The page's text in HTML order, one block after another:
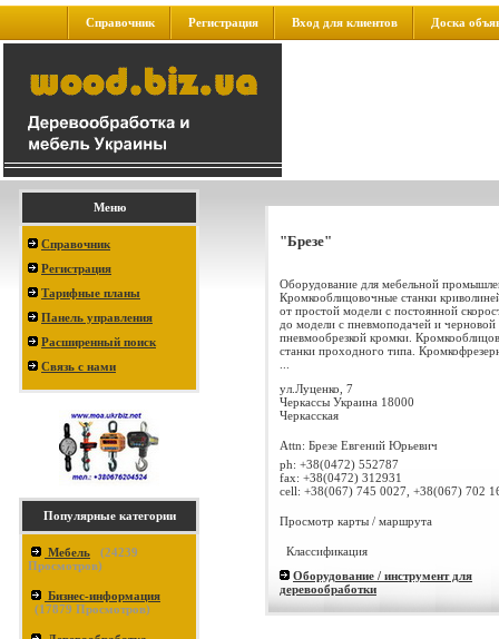
Справочник Регистрация Вход для клиентов Доска
Меню
Справочник
Регистрация
Тарифные планы
Панель управления
Расширенный поиск
Связь с нами
Популярные категории
Мебель (24239
Просмотров)
Бизнес-информация
(17879 Просмотров)
"Брезе"
Оборудование для мебельной
Кромкооблицовочные станки
от простой модели с постоянной
до модели с пневмоподачей и черновой
пневмообрезкой кромки.
станки проходного типа.
ул.Луценко, 7
Черкассы Украина 18000
Черкасская
Attn: Брезе Евгений Юрьевич
ph: +38(0472) 552787
fax: +38(0472) 312931
cell: +38(067) 745 0027, +38(067) 702
Просмотр карты / маршрута
Классификация
Оборудование / инструмент для
деревообработки